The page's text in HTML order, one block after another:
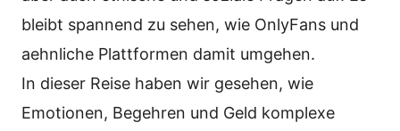
bleibt spannend zu sehen, wie OnlyFans und
aehnliche Plattformen damit umgehen.
In dieser Reise haben wir gesehen, wie
Emotionen, Begehren und Geld komplexe